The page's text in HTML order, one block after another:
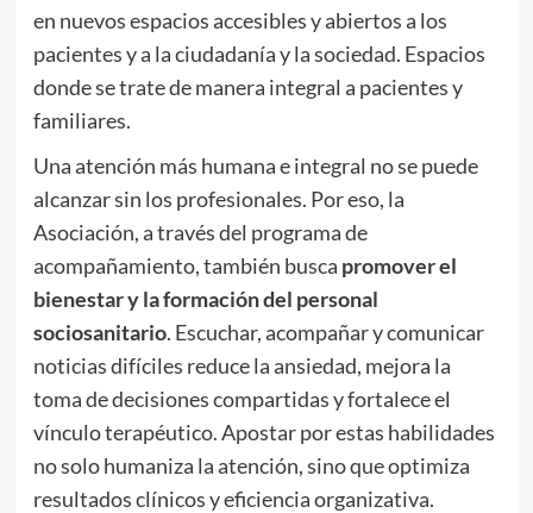
en nuevos espacios accesibles y abiertos a los
pacientes y a la ciudadanía y la sociedad. Espacios
donde se trate de manera integral a pacientes y
familiares.
Una atención más humana e integral no se puede
alcanzar sin los profesionales. Por eso, la
Asociación, a través del programa de
acompañamiento, también busca promover el
bienestar y la formación del personal
sociosanitario. Escuchar, acompañar y comunicar
noticias difíciles reduce la ansiedad, mejora la
toma de decisiones compartidas y fortalece el
vínculo terapéutico. Apostar por estas habilidades
no solo humaniza la atención, sino que optimiza
resultados clínicos y eficiencia organizativa.